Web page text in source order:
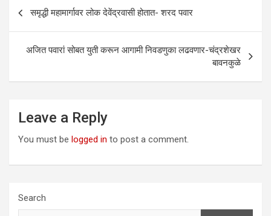
navigation
समृद्धी महामार्गावर लोक देवेंद्रवासी होतात- शरद पवार
अजित पवारां सोबत युती करून आगामी निवडणुका लढवणार-चंद्रशेखर
बावनकुळे
Leave a Reply
You must be logged in to post a comment.
Search